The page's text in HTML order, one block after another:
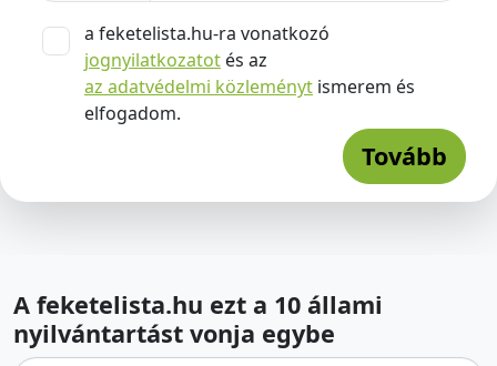
a feketelista.hu-ra vonatkozó
jognyilatkozatot és az
az adatvédelmi közleményt ismerem és
elfogadom.
Tovább
A feketelista.hu ezt a 10 állami
nyilvántartást vonja egybe